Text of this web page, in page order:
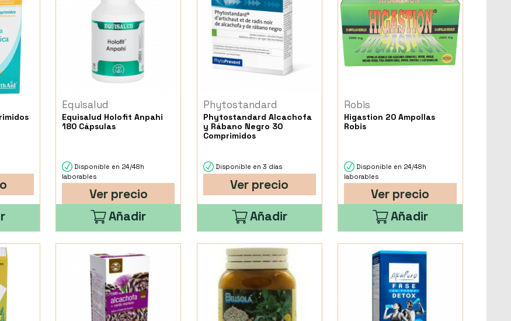
Equisalud
Equisalud Holofit Anpahi
180 Cápsulas
Disponible en 24/48h
laborables
Ver precio
Añadir
Phytostandard
Phytostandard Alcachofa
y Rábano Negro 30
Comprimidos
Disponible en 3 días
Ver precio
Añadir
Robis
Higastion 20 Ampollas
Robis
Disponible en 24/48h
laborables
Ver precio
Añadir